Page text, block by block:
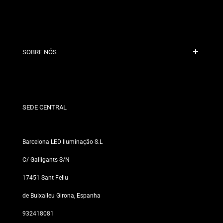
Contacto
SOBRE NÓS
Nossas Lojas
SEDE CENTRAL
Barcelona LED Iluminação S.L
C/ Galligants S/N
17451 Sant Feliu
de Buixalleu Girona, Espanha
932418081